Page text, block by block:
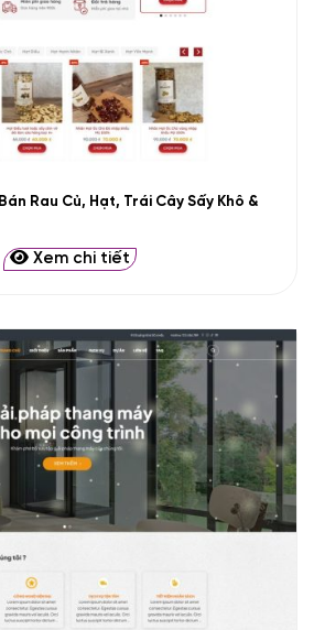
Rau Củ, Hạt, Trái Cây Sấy Khô &
Xem chi tiết